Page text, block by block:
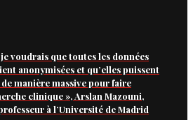
voudrais que toutes les données
anonymisées et qu’elles puissent
manière massive pour faire
clinique », Arslan Mazouni,
à l’Université de Madrid